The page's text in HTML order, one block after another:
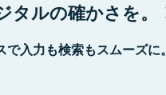
タルの確かさを。
入力も検索もスムーズに。